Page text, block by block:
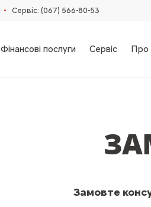
• Сервіс: (067) 566-80-53
Фінансові послуги Сервіс Про
Замовте